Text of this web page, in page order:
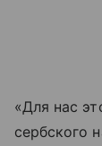
«Для нас
сербского